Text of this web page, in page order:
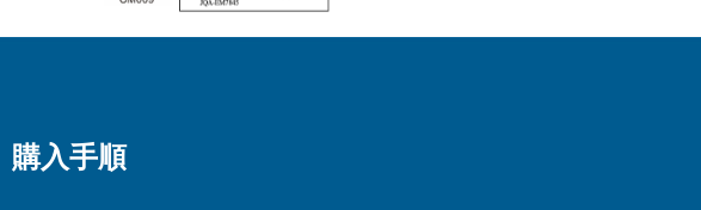
購入手順